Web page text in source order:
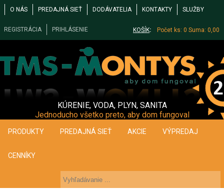
O NÁS PREDAJNÁ SIEŤ DODÁVATELIA KONTAKTY SLUŽBY
REGISTRÁCIA PRIHLÁSENIE KOŠÍK: Počet ks: 0 Suma: 0,00
KÚRENIE, VODA, PLYN, SANITA
Jednoducho všetko preto, aby dom fungoval
PRODUKTY PREDAJNÁ SIEŤ AKCIE VÝPREDAJ
CENNÍKY